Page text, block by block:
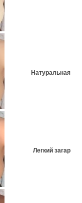
Натуральная
Легкий загар